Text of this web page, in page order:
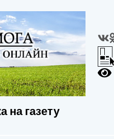
на газету